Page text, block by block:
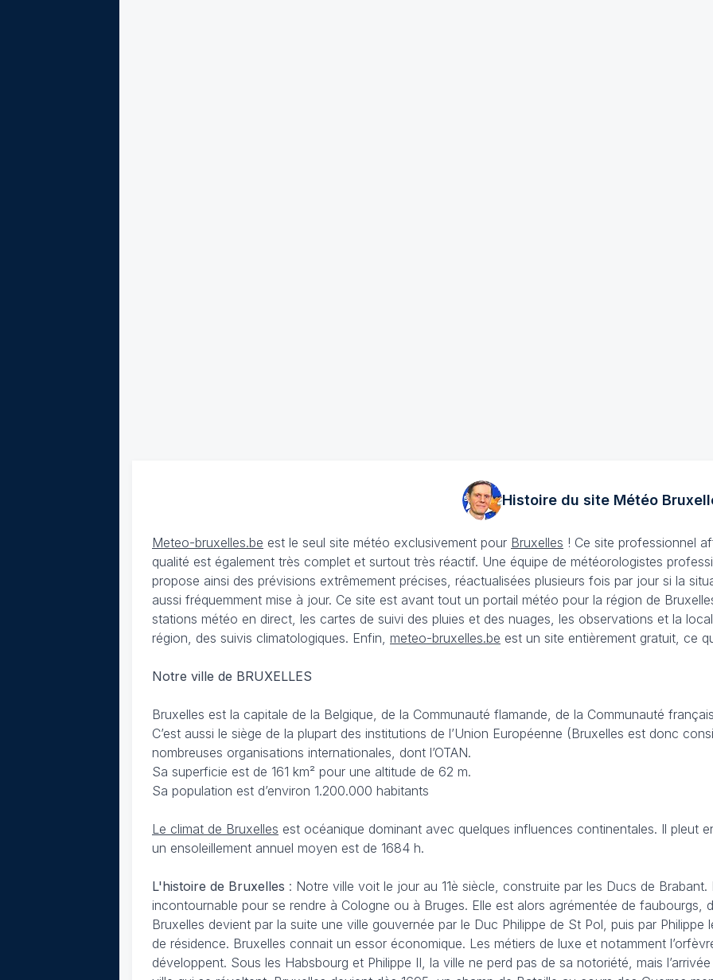
Histoire du site Météo
Meteo-bruxelles.be est le seul site météo exclusivement pour Bruxelles ! Ce site professionnel
qualité est également très complet et surtout très réactif. Une équipe de météorologistes
propose ainsi des prévisions extrêmement précises, réactualisées plusieurs fois par jour si la
aussi fréquemment mise à jour. Ce site est avant tout un portail météo pour la région de
stations météo en direct, les cartes de suivi des pluies et des nuages, les observations et la
région, des suivis climatologiques. Enfin, meteo-bruxelles.be est un site entièrement gratuit, ce
Notre ville de BRUXELLES
Bruxelles est la capitale de la Belgique, de la Communauté flamande, de la Communauté
C’est aussi le siège de la plupart des institutions de l’Union Européenne (Bruxelles est donc
nombreuses organisations internationales, dont l’OTAN.
Sa superficie est de 161 km² pour une altitude de 62 m.
Sa population est d’environ 1.200.000 habitants
Le climat de Bruxelles est océanique dominant avec quelques influences continentales. Il pleut
un ensoleillement annuel moyen est de 1684 h.
L'histoire de Bruxelles : Notre ville voit le jour au 11è siècle, construite par les Ducs de
incontournable pour se rendre à Cologne ou à Bruges. Elle est alors agrémentée de faubourgs,
Bruxelles devient par la suite une ville gouvernée par le Duc Philippe de St Pol, puis par
de résidence. Bruxelles connait un essor économique. Les métiers de luxe et notamment
développent. Sous les Habsbourg et Philippe II, la ville ne perd pas de sa notoriété, mais